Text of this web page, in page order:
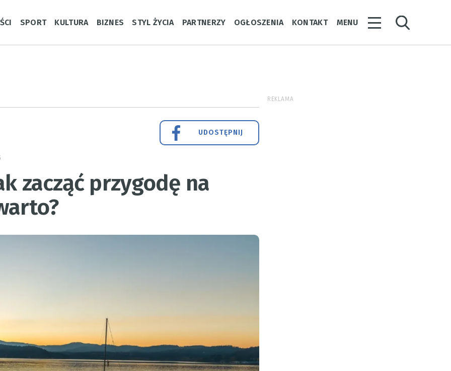
SPORT KULTURA BIZNES STYL ŻYCIA PARTNERZY OGŁOSZENIA KONTAKT MENU
UDOSTĘPNIJ
zacząć przygodę na
REKLAMA